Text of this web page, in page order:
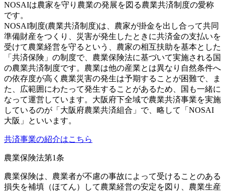
NOSAIは農家を守り農業の発展を図る農業共済制度の愛称
です。
NOSAI制度(農業共済制度)は、農家が掛金を出し合って共同
準備財産をつくり、災害が発生したときに共済金の支払いを
受けて農業経営を守るという、農家の相互扶助を基本とした
「共済保険」の制度で、農業保険法に基づいて実施される国
の農業共済制度です。農業は他の産業とは異なり自然条件へ
の依存度が高く農業災害の発生は予期することが困難で、ま
た、広範囲にわたって発生することがあるため、国も一緒に
なって運営しています。大阪府下全域で農業共済事業を実施
しているのが「大阪府農業共済組合」で、略して「NOSAI
大阪」といいます。
共済事業の紹介はこちら
農業保険法第1条
農業保険は、農業者が不慮の事故によって受けることのある
損失を補填（ほてん）して農業経営の安定を図り、農業生産